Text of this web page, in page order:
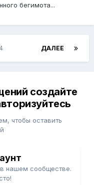
бегимота...
ДАЛЕЕ
создайте
чтобы оставить
в нашем сообществе.